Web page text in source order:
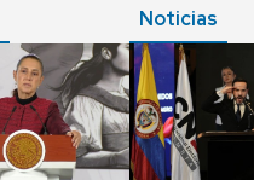
Noticias